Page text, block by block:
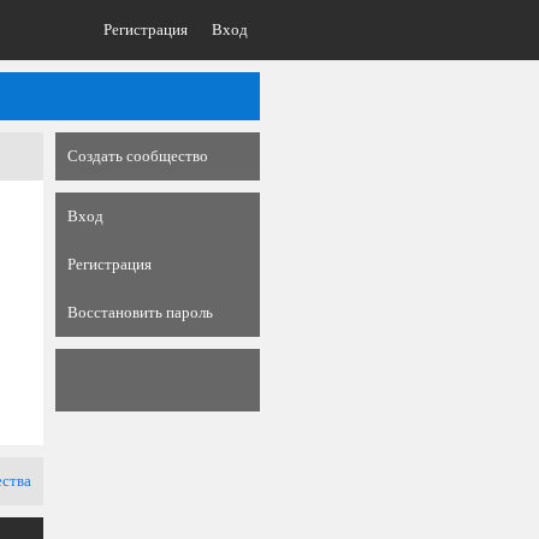
Регистрация Вход
Создать сообщество
Вход
Регистрация
Восстановить пароль